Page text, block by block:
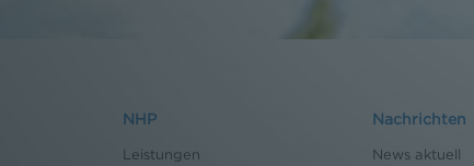
NHP
Leistungen
Nachrichten
News aktuell